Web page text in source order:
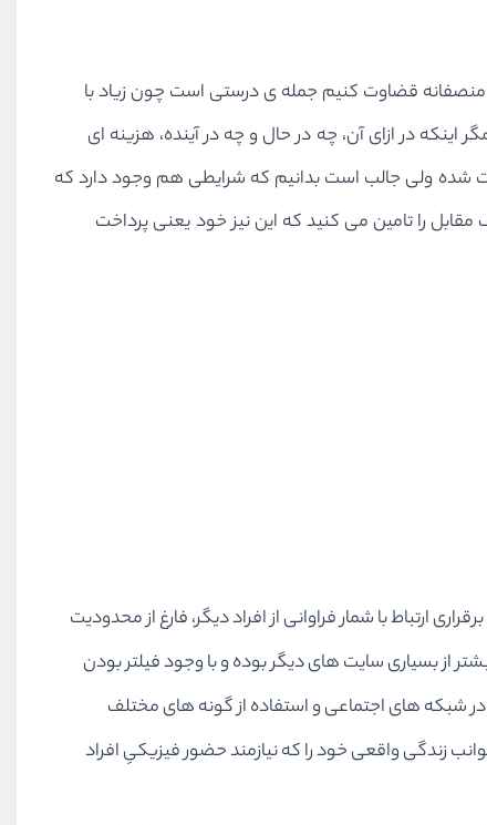
منصفانه قضاوت کنیم جمله ی درستی است چون زیاد با
در ازای آن، چه در حال و چه در آینده، هزینه ای
شده ولی جالب است بدانیم که شرایطی هم وجود دارد که
را تامین می کنید که این نیز خود یعنی پرداخت
با شمار فراوانی از افراد دیگر، فارغ از محدودیت
از بسیاری سایت های دیگر بوده و با وجود فیلتر بودن
شبکه های اجتماعی و استفاده از گونه های مختلف
زندگی واقعی خود را که نیازمند حضور فیزیکیِ افراد